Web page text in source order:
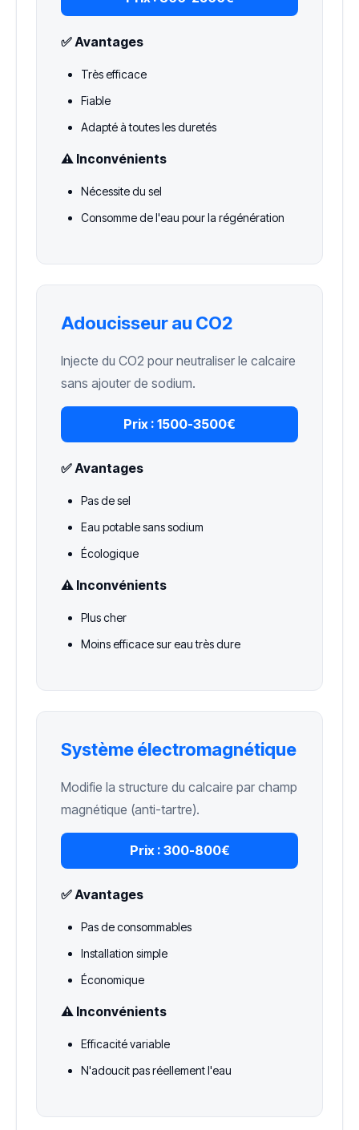
✅ Avantages
Très efficace
Fiable
Adapté à toutes les duretés
⚠️ Inconvénients
Nécessite du sel
Consomme de l'eau pour la régénération
Adoucisseur au CO2
Injecte du CO2 pour neutraliser le calcaire
sans ajouter de sodium.
Prix : 1500-3500€
✅ Avantages
Pas de sel
Eau potable sans sodium
Écologique
⚠️ Inconvénients
Plus cher
Moins efficace sur eau très dure
Système électromagnétique
Modifie la structure du calcaire par champ
magnétique (anti-tartre).
Prix : 300-800€
✅ Avantages
Pas de consommables
Installation simple
Économique
⚠️ Inconvénients
Efficacité variable
N'adoucit pas réellement l'eau